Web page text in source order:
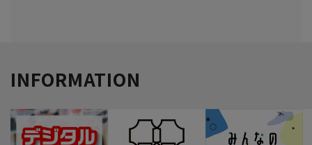
INFORMATION